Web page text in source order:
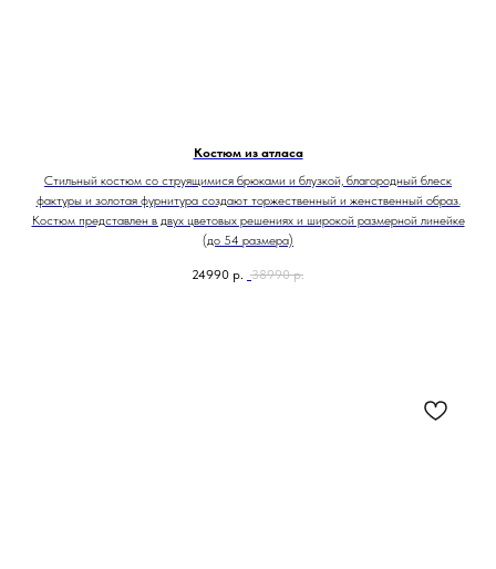
Костюм из атласа
Стильный костюм со струящимися брюками и блузкой, благородный блеск
фактуры и золотая фурнитура создают торжественный и женственный образ.
Костюм представлен в двух цветовых решениях и широкой размерной линейке
(до 54 размера)
24990 р. 38990 р.